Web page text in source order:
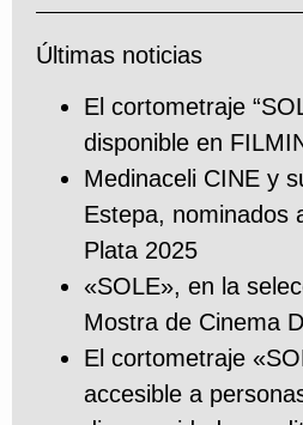
Últimas noticias
El cortometraje
disponible en
Medinaceli CINE y
Estepa, nominados
Plata 2025
«SOLE», en la
Mostra de Cinema
El cortometraje
accesible a